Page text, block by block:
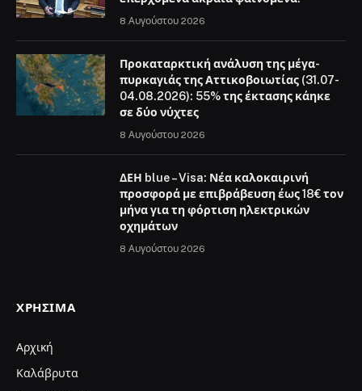
8 Αυγούστου 2026
Προκαταρκτική ανάλυση της μέγα-
πυρκαγιάς της Αττικοβοιωτίας (31.07-
04.08.2026): 55% της έκτασης κάηκε
σε δύο νύχτες
8 Αυγούστου 2026
ΔΕΗ blue – Visa: Νέα καλοκαιρινή
προσφορά με επιβράβευση έως 18€ τον
μήνα για τη φόρτιση ηλεκτρικών
οχημάτων
8 Αυγούστου 2026
ΧΡΉΣΙΜΑ
Αρχική
Καλάβρυτα